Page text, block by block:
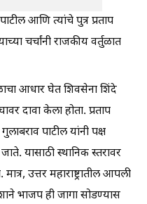
आणि त्यांचे पुत्र प्रताप
चर्चांनी राजकीय वर्तुळात
आधार घेत शिवसेना शिंदे
दावा केला होता. प्रताप
पाटील यांनी पक्ष
यासाठी स्थानिक स्तरावर
उत्तर महाराष्ट्रातील आपली
भाजप ही जागा सोडण्यास